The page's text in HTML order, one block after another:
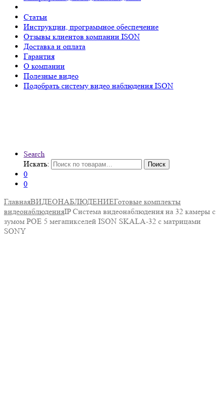
Статьи
Инструкции, программное обеспечение
Отзывы клиентов компании ISON
Доставка и оплата
Гарантия
О компании
Полезные видео
Подобрать систему видео наблюдения ISON
Search
Искать:
Поиск
0
0
ГлавнаяВИДЕОНАБЛЮДЕНИЕГотовые комплекты
видеонаблюденияIP Система видеонаблюдения на 32 камеры с
зумом POE 5 мегапикселей ISON SKALA-32 с матрицами
SONY